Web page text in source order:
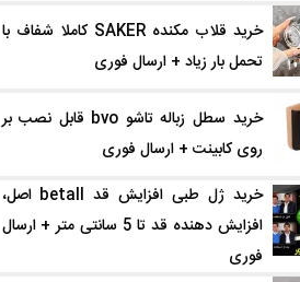
خرید قلاب‌ مکنده SAKER کاملا شفاف با
تحمل بار زیاد + ارسال فوری
خرید سطل زباله تاشو bvo قابل نصب بر
روی کابینت + ارسال فوری
خرید ژل طبی افزایش قد betall اصل،
افزایش دهنده قد تا 5 سانتی متر + ارسال
فوری